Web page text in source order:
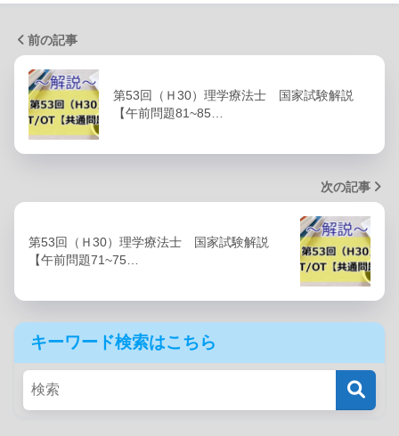
前の記事
第53回（Ｈ30）理学療法士 国家試験解説
【午前問題81~85…
次の記事
第53回（Ｈ30）理学療法士 国家試験解説
【午前問題71~75…
キーワード検索はこちら